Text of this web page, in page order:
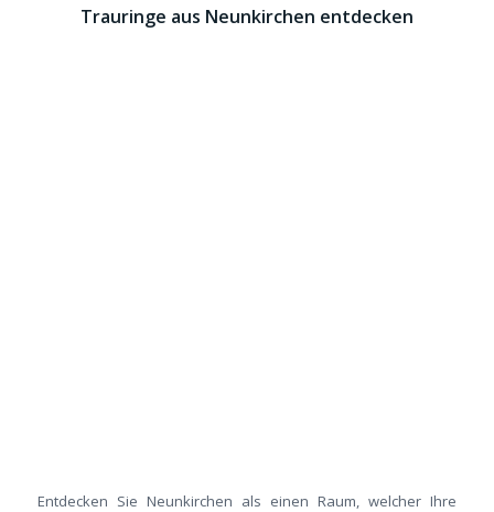
Trauringe aus Neunkirchen entdecken
Entdecken Sie Neunkirchen als einen Raum, welcher Ihre